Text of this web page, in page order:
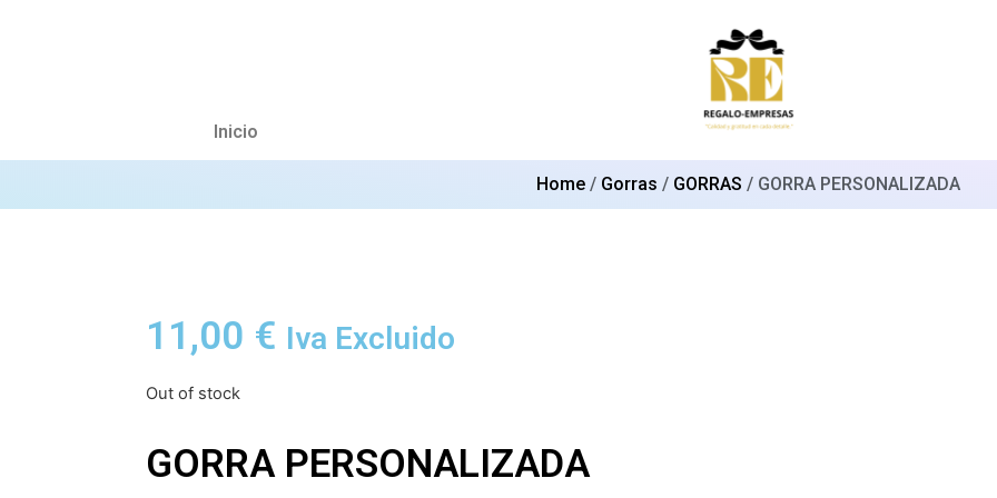
Inicio
Home/ Gorras / GORRAS / GORRA PERSONALIZADA
11,00 € Iva Excluido
Out of stock
GORRA PERSONALIZADA